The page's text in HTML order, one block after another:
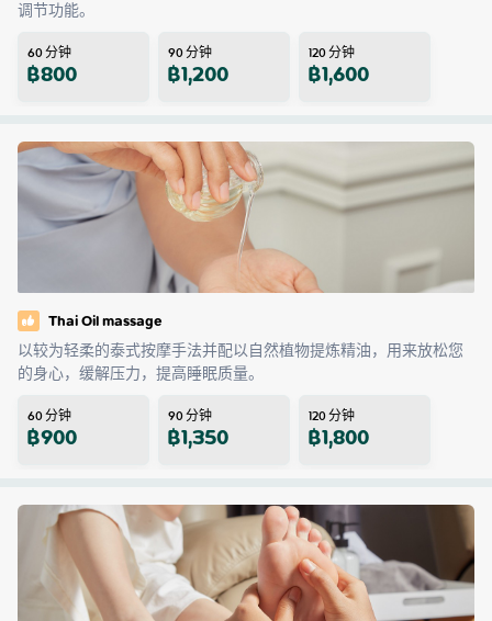
调节功能。
60分钟
฿800 90分钟
฿1,200 120分钟
฿1,600
Thai Oil massage
以较为轻柔的泰式按摩手法并配以自然植物提炼精油，用来放松您
的身心，缓解压力，提高睡眠质量。
60分钟
฿900 90分钟
฿1,350 120分钟
฿1,800